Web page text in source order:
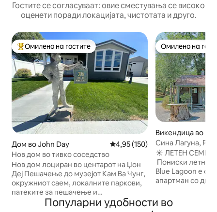
Гостите се согласуваат: овие сместувања се високо
оценети поради локацијата, чистотата и друго.
Меѓу најуспешните „Омилени на гостите“
Омилено на гостите
Дом во John Day Просечна оцена: 4,95 од 5,
4,95 (150)
Нов дом во тивко соседство
Нов дом лоциран во центарот на Џон
Деј Пешачење до музејот Кам Ва Чунг,
окружниот саем, локалните паркови,
патеките за пешачење и
продавниците за намирници.
Омилено на
Омилено на
Викендица во
Сина Лагуна,
☀️ ЛЕТЕН
Пониски летни
Blue Lagoon е
апартман со две
за парови или
да смести
Популарни удобности во